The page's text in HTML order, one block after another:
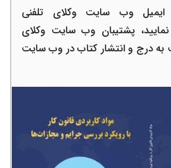
وب سایت وکلای تلفنی
پشتیبان وب سایت وکلای
به درج و انتشار کتاب در وب سایت